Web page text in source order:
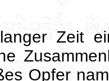
Zeit
Opfer